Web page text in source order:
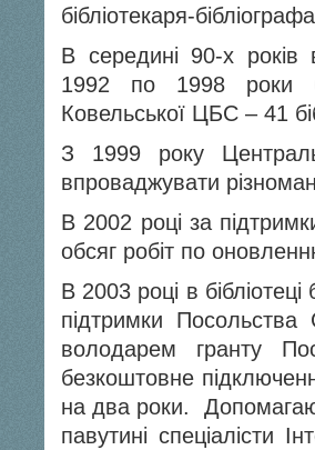
бібліотекаря-
В середині 90-х років
1992 по 1998 роки
Ковельської ЦБС – 41
З 1999 року
впроваджувати
В 2002 році за
обсяг робіт по
В 2003 році в
підтримки Посольства
володарем гранту
безкоштовне
на два роки.
павутині спеціалісти